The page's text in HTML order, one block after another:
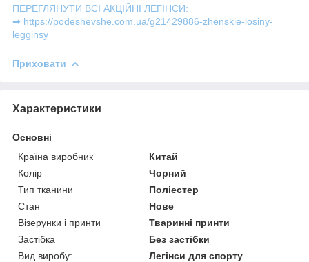
ПЕРЕГЛЯНУТИ ВСІ АКЦІЙНІ ЛЕГІНСИ:
➡ https://podeshevshe.com.ua/g21429886-zhenskie-losiny-
legginsy
Приховати
Характеристики
Основні
Країна виробник
Китай
Колір
Чорний
Тип тканини
Поліестер
Стан
Нове
Візерунки і принти
Тваринні принти
Застібка
Без застібки
Вид виробу:
Легінси для спорту